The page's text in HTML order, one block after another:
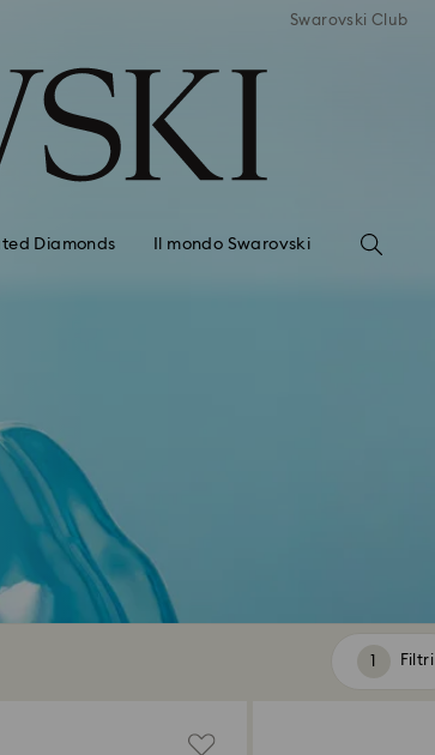
Spedizione standard gratuita
per importi superiori a 99 EUR
Swarovski Club
Diamonds Il mondo Swarovski
Filtri
Filtri